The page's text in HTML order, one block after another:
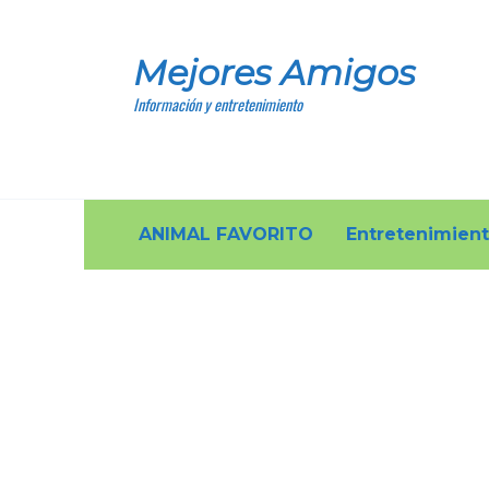
Mejores Amigos
Información y entretenimiento
ANIMAL FAVORITO